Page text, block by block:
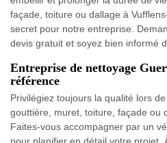
façade, toiture ou dallage à
secret pour notre entreprise.
devis gratuit et soyez bien informé
Entreprise de nettoyage
référence
Privilégiez toujours la qualité lors
gouttière, muret, toiture, façade ou
Faites-vous accompagner par un